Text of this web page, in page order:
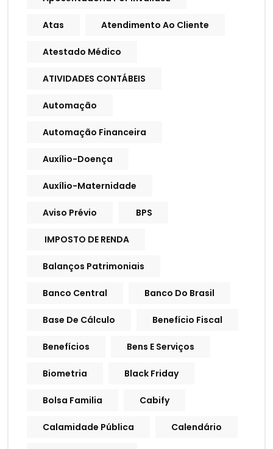
Atas Atendimento Ao Cliente
Atestado Médico
ATIVIDADES CONTÁBEIS
Automação
Automação Financeira
Auxílio-Doença
Auxílio-Maternidade
Aviso Prévio BPS
IMPOSTO DE RENDA
Balanços Patrimoniais
Banco Central Banco Do Brasil
Base De Cálculo Benefício Fiscal
Benefícios Bens E Serviços
Biometria Black Friday
Bolsa Familia Cabify
Calamidade Pública Calendário